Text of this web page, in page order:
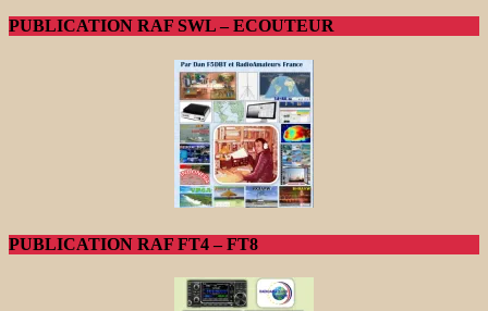
PUBLICATION RAF SWL – ECOUTEUR
PUBLICATION RAF FT4 – FT8